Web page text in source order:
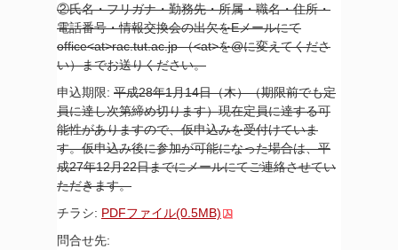
②氏名・フリガナ・勤務先・所属・職名・住所・
電話番号・情報交換会の出欠をEメールにて
office<at>rac.tut.ac.jp （<at>を@に変えてくださ
い）までお送りください。
申込期限: 平成28年1月14日（木）（期限前でも定
員に達し次第締め切ります）現在定員に達する可
能性がありますので、仮申込みを受付けていま
す。仮申込み後に参加が可能になった場合は、平
成27年12月22日までにメールにてご連絡させてい
ただきます。
チラシ: PDFファイル(0.5MB)
問合せ先: